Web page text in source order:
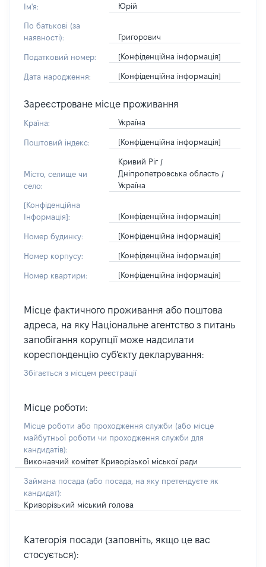
Ім'я: Юрій
По батькові (за
наявності):
Григорович
Податковий номер: [Конфіденційна інформація]
Дата народження: [Конфіденційна інформація]
Зареєстроване місце проживання
Країна: Україна
Поштовий індекс: [Конфіденційна інформація]
Місто, селище чи
село:
Кривий Ріг /
Дніпропетровська область /
Україна
[Конфіденційна
Інформація]:
[Конфіденційна інформація]
Номер будинку: [Конфіденційна інформація]
Номер корпусу: [Конфіденційна інформація]
Номер квартири: [Конфіденційна інформація]
Місце фактичного проживання або поштова
адреса, на яку Національне агентство з питань
запобігання корупції може надсилати
кореспонденцію суб'єкту декларування:
Збігається з місцем реєстрації
Місце роботи:
Місце роботи або проходження служби (або місце
майбутньої роботи чи проходження служби для
кандидатів):
Виконавчий комітет Криворізької міської ради
Займана посада (або посада, на яку претендуєте як
кандидат):
Криворізький міський голова
Категорія посади (заповніть, якщо це вас
стосується):